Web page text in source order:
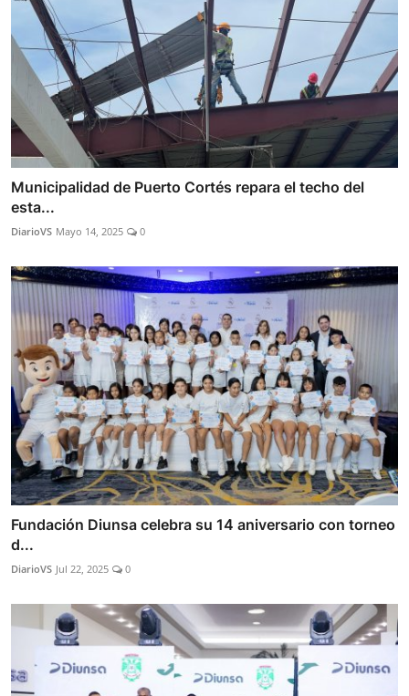
Municipalidad de Puerto Cortés repara el techo del
esta...
DiarioVS Mayo 14, 2025 0
Fundación Diunsa celebra su 14 aniversario con torneo
d...
DiarioVS Jul 22, 2025 0